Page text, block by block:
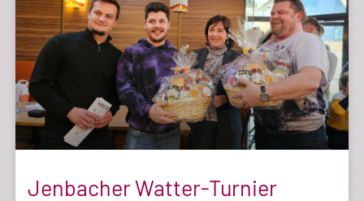
Jenbacher Watter-Turnier